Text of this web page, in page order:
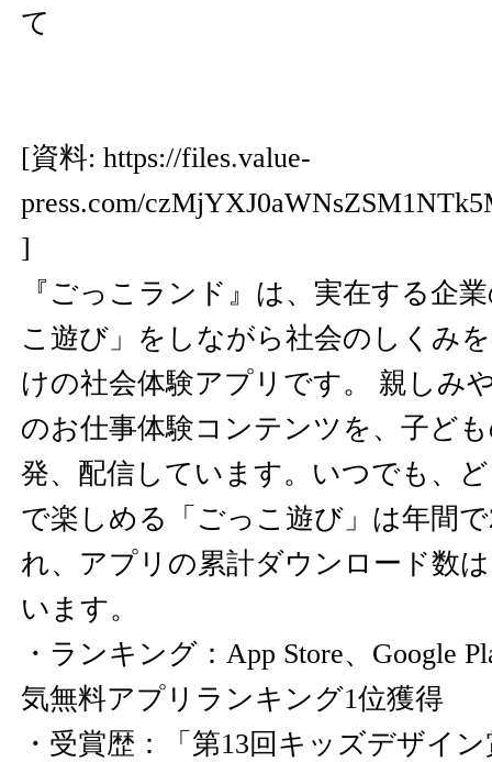
て
[資料: https://files.value-
press.com/
]
『ごっこランド』は、実在する企
こ遊び」をしながら社会のしくみ
けの社会体験アプリです。 親しみ
のお仕事体験コンテンツを、子ど
発、配信しています。いつでも、
で楽しめる「ごっこ遊び」は年間
れ、アプリの累計ダウンロード数
います。
・ランキング：App Store、Google
気無料アプリランキング1位獲得
・受賞歴：「第13回キッズデザイン